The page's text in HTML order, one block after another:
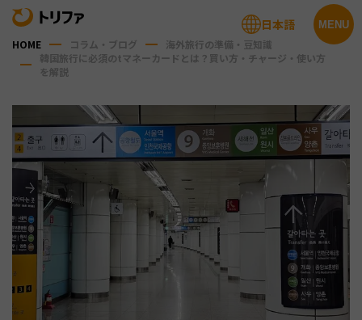
MENU
日本語
HOME コラム・ブログ
海外旅行の準備・豆知識
韓国旅行に必須のtマネーカードとは？買い方・チャージ・使い方
を解説